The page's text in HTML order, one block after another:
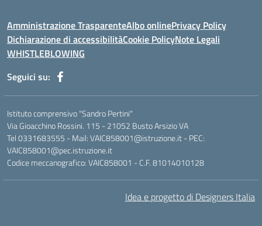
Amministrazione TrasparenteAlbo onlinePrivacy Policy
Dichiarazione di accessibilitàCookie PolicyNote Legali
WHISTLEBLOWING
Seguici su:
Istituto comprensivo "Sandro Pertini"
Via Gioacchino Rossini. 115 - 21052 Busto Arsizio VA
Tel 0331683555 - Mail: VAIC858001@istruzione.it - PEC:
VAIC858001@pec.istruzione.it
Codice meccanografico: VAIC858001 - C.F. 81014010128
Idea e progetto di Designers Italia